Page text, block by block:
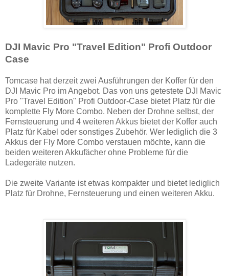
DJI Mavic Pro "Travel Edition" Profi Outdoor
Case
Tomcase hat derzeit zwei Ausführungen der Koffer für den
DJI Mavic Pro im Angebot. Das von uns getestete DJI Mavic
Pro "Travel Edition" Profi Outdoor-Case bietet Platz für die
komplette Fly More Combo. Neben der Drohne selbst, der
Fernsteuerung und 4 weiteren Akkus bietet der Koffer auch
Platz für Kabel oder sonstiges Zubehör. Wer lediglich die 3
Akkus der Fly More Combo verstauen möchte, kann die
beiden weiteren Akkufächer ohne Probleme für die
Ladegeräte nutzen.
Die zweite Variante ist etwas kompakter und bietet lediglich
Platz für Drohne, Fernsteuerung und einen weiteren Akku.